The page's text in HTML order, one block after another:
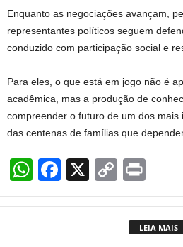
Enquanto as negociações avançam,
representantes políticos seguem
conduzido com participação social e
Para eles, o que está em jogo não é
acadêmica, mas a produção de
compreender o futuro de um dos
das centenas de famílias que
W
h
at
F
a
c
X
C
o
p
in
t
LEIA MAIS